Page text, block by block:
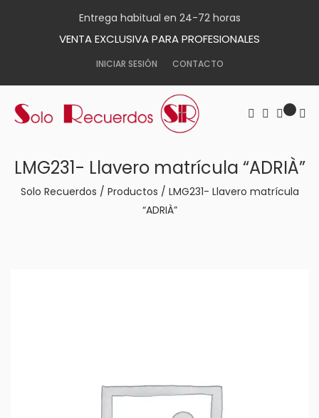
Entrega habitual en 24-72 horas
VENTA EXCLUSIVA PARA PROFESIONALES
INICIAR SESIÓN CONTACTO
LMG231- Llavero matrícula “ADRIÀ”
Solo Recuerdos / Productos / LMG231- Llavero matrícula
“ADRIÀ”